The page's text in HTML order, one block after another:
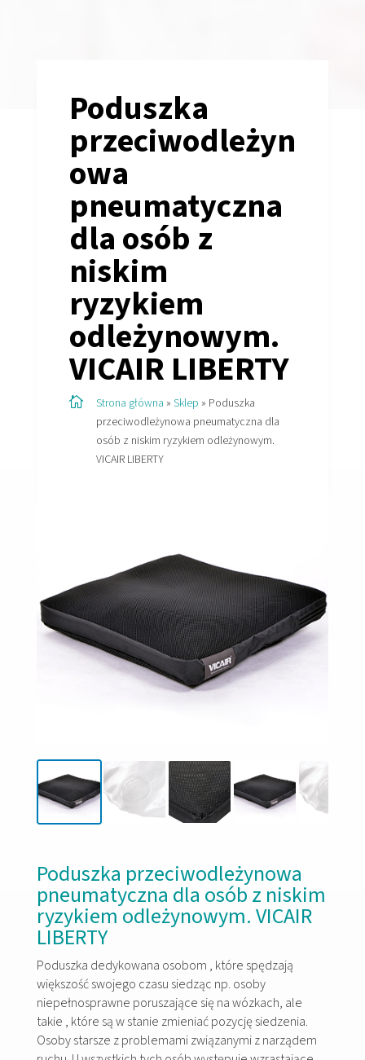
Poduszka
przeciwodleżyn
owa
pneumatyczna
dla osób z
niskim
ryzykiem
odleżynowym.
VICAIR LIBERTY
 Strona główna » Sklep » Poduszka
przeciwodleżynowa pneumatyczna dla
osób z niskim ryzykiem odleżynowym.
VICAIR LIBERTY
Poduszka przeciwodleżynowa
pneumatyczna dla osób z niskim
ryzykiem odleżynowym. VICAIR
LIBERTY
Poduszka dedykowana osobom , które spędzają
większość swojego czasu siedząc np. osoby
niepełnosprawne poruszające się na wózkach, ale
takie , które są w stanie zmieniać pozycję siedzenia.
Osoby starsze z problemami związanymi z narządem